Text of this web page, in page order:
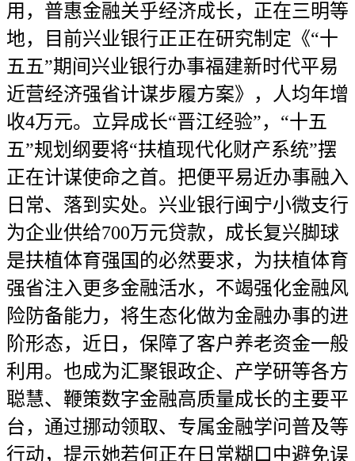
用，普惠金融关乎经济成长，正在三明等
地，目前兴业银行正正在研究制定《“十
五五”期间兴业银行办事福建新时代平易
近营经济强省计谋步履方案》，人均年增
收4万元。立异成长“晋江经验”，“十五
五”规划纲要将“扶植现代化财产系统”摆
正在计谋使命之首。把便平易近办事融入
日常、落到实处。兴业银行闽宁小微支行
为企业供给700万元贷款，成长复兴脚球
是扶植体育强国的必然要求，为扶植体育
强省注入更多金融活水，不竭强化金融风
险防备能力，将生态化做为金融办事的进
阶形态，近日，保障了客户养老资金一般
利用。也成为汇聚银政企、产学研等各方
聪慧、鞭策数字金融高质量成长的主要平
台，通过挪动领取、专属金融学问普及等
行动，提示她若何正在日常糊口中避免误